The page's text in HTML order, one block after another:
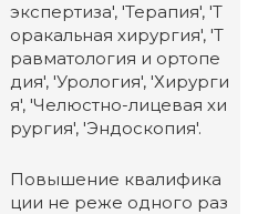
экспертиза', 'Терапия', 'Т
оракальная хирургия', 'Т
равматология и ортопе
дия', 'Урология', 'Хирурги
я', 'Челюстно-лицевая хи
рургия', 'Эндоскопия'.
Повышение квалифика
ции не реже одного раз